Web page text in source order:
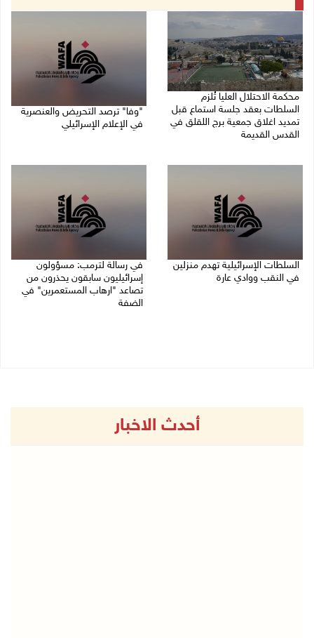
محكمة الاحتلال العليا تُلزم
السلطات بعقد جلسة استماع قبل
تمديد اغلاق جمعية برج اللقلق في
القدس القديمة
"وفا" ترصد التحريض والعنصرية
في الإعلام الإسرائيلي
السلطات الإسرائيلية تهدم منزلين
في النقب ووادي عارة
في رسالة لترمب: مسؤولون
إسرائيليون سابقون يحذرون من
تصاعد "ارهاب المستعمرين" في
الضفة
أحدث الاخبار